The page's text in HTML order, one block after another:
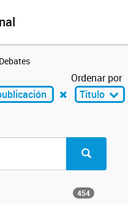
Ordenar por
Titulo
454